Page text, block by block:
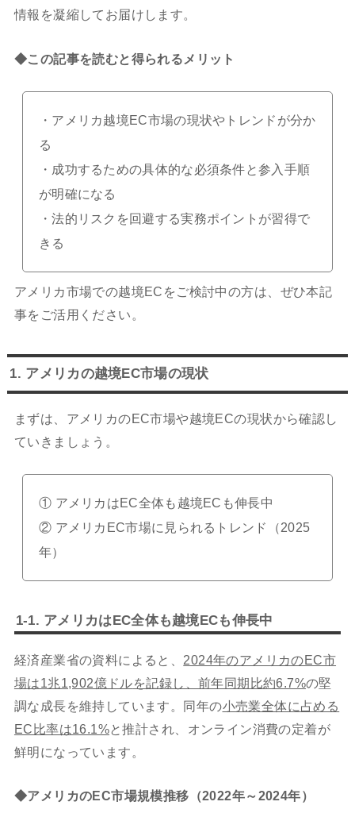
情報を凝縮してお届けします。
◆この記事を読むと得られるメリット
・アメリカ越境EC市場の現状やトレンドが分か
る
・成功するための具体的な必須条件と参入手順
が明確になる
・法的リスクを回避する実務ポイントが習得で
きる
アメリカ市場での越境ECをご検討中の方は、ぜひ本記
事をご活用ください。
1. アメリカの越境EC市場の現状
まずは、アメリカのEC市場や越境ECの現状から確認し
ていきましょう。
① アメリカはEC全体も越境ECも伸長中
② アメリカEC市場に見られるトレンド（2025
年）
1-1. アメリカはEC全体も越境ECも伸長中
経済産業省の資料によると、 2024年のアメリカのEC市
場は1兆1,902億ドルを記録し、前年同期比約6.7%の堅
調な成長を維持しています。同年の小売業全体に占める
EC比率は16.1%と推計され、オンライン消費の定着が
鮮明になっています。
◆アメリカのEC市場規模推移（2022年～2024年）